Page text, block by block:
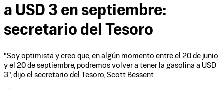
a USD 3 en septiembre:
secretario del Tesoro
"Soy optimista y creo que, en algún momento entre el 20 de junio
y el 20 de septiembre, podremos volver a tener la gasolina a USD
3", dijo el secretario del Tesoro, Scott Bessent